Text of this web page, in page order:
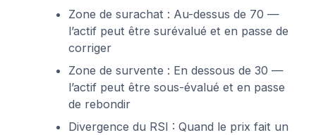
Zone de surachat : Au-dessus de 70 —
l’actif peut être surévalué et en passe de
corriger
Zone de survente : En dessous de 30 —
l’actif peut être sous-évalué et en passe
de rebondir
Divergence du RSI : Quand le prix fait un